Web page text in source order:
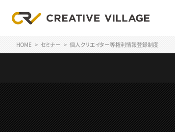
HOME セミナー 個人クリエイター等権利情報登録制度